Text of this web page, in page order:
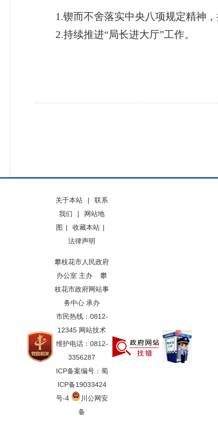
1.锲而不舍落实中央八项规定精神
2.持续推进“局长进大厅”工作。
关于本站 |
联系
我们
|
网站地
图 | 收藏本站 |
法律声明
攀枝花市人民政府
办公室 主办 攀
枝花市政府网站事
务中心 承办
市民热线：0812-
12345 网站技术
维护电话：0812-
3356287
ICP备案编号：蜀
ICP备19033424
号-4
川公网安
备